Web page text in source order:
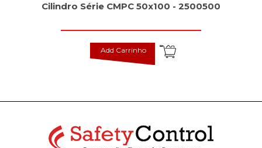
Cilindro Série CMPC 50x100 - 2500500
Add Carrinho